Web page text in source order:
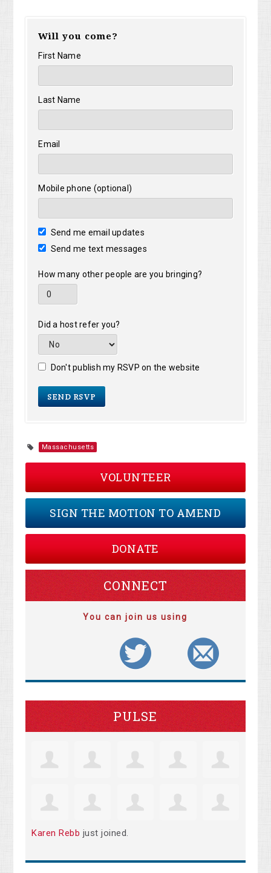
Will you come?
First Name
Last Name
Email
Mobile phone (optional)
Send me email updates
Send me text messages
How many other people are you bringing?
Did a host refer you?
Don't publish my RSVP on the website
Massachusetts
VOLUNTEER
SIGN THE MOTION TO AMEND
DONATE
CONNECT
You can join us using
PULSE
Karen Rebb just joined.